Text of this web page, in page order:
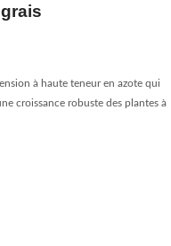
à haute teneur en azote qui
croissance robuste des plantes à